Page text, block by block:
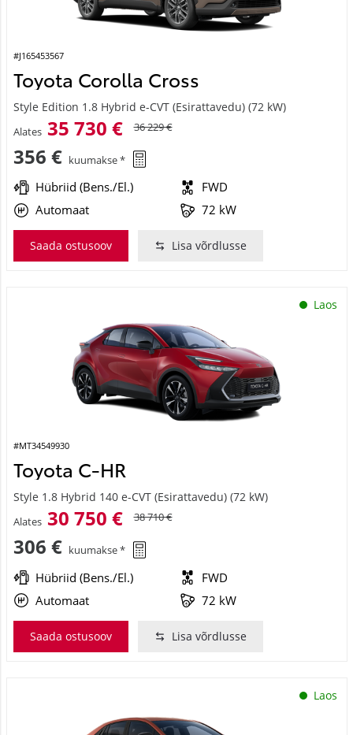
#J165453567
Toyota Corolla Cross
Style Edition 1.8 Hybrid e-CVT (Esirattavedu) (72 kW)
Alates 35 730 € 36 229 €
356 € kuumakse *
Hübriid (Bens./El.)
FWD
Automaat
72 kW
Saada ostusoov Lisa võrdlusse
Laos
#MT34549930
Toyota C-HR
Style 1.8 Hybrid 140 e-CVT (Esirattavedu) (72 kW)
Alates 30 750 € 38 710 €
306 € kuumakse *
Hübriid (Bens./El.)
FWD
Automaat
72 kW
Saada ostusoov Lisa võrdlusse
Laos